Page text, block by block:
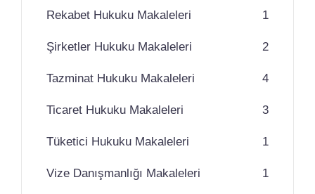
Rekabet Hukuku Makaleleri 1
Şirketler Hukuku Makaleleri 2
Tazminat Hukuku Makaleleri 4
Ticaret Hukuku Makaleleri 3
Tüketici Hukuku Makaleleri 1
Vize Danışmanlığı Makaleleri 1